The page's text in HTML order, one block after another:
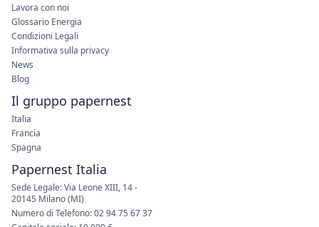
Lavora con noi
Glossario Energia
Condizioni Legali
Informativa sulla privacy
News
Blog
Il gruppo papernest
Italia
Francia
Spagna
Papernest Italia
Sede Legale: Via Leone XIII, 14 -
20145 Milano (MI)
Numero di Telefono: 02 94 75 67 37